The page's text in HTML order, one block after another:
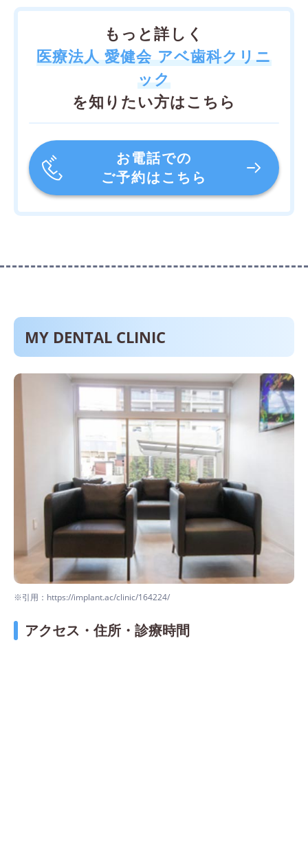
もっと詳しく
医療法人 愛健会 アベ歯科クリニ
ック
を知りたい方はこちら
お電話での
ご予約はこちら
MY DENTAL CLINIC
※引用：https://implant.ac/clinic/164224/
アクセス・住所・診療時間